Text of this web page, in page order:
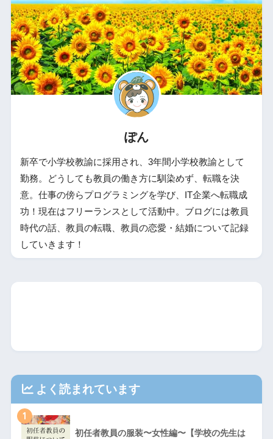
ぽん
新卒で小学校教諭に採用され、3年間小学校教諭として
勤務。どうしても教員の働き方に馴染めず、転職を決
意。仕事の傍らプログラミングを学び、IT企業へ転職成
功！現在はフリーランスとして活動中。ブログには教員
時代の話、教員の転職、教員の恋愛・結婚について記録
していきます！
よく読まれています
1
初任者教員の服装〜女性編〜【学校の先生は